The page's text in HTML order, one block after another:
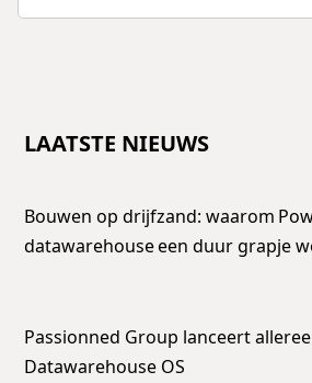
LAATSTE NIEUWS
Bouwen op drijfzand: waarom
datawarehouse een duur grapje
Passionned Group lanceert
Datawarehouse OS